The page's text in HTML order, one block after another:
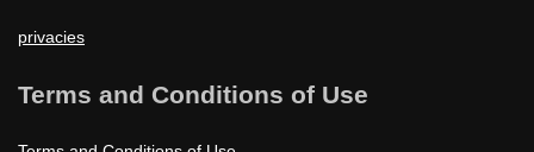
privacies
Terms and Conditions of Use